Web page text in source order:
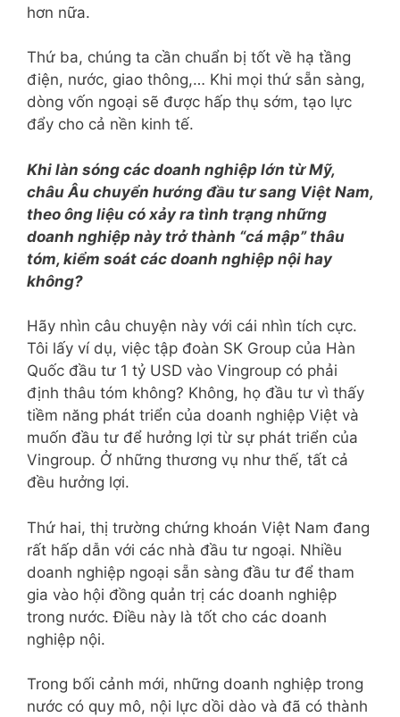
hơn nữa.
Thứ ba, chúng ta cần chuẩn bị tốt về hạ tầng
điện, nước, giao thông,… Khi mọi thứ sẵn sàng,
dòng vốn ngoại sẽ được hấp thụ sớm, tạo lực
đẩy cho cả nền kinh tế.
Khi làn sóng các doanh nghiệp lớn từ Mỹ,
châu Âu chuyển hướng đầu tư sang Việt Nam,
theo ông liệu có xảy ra tình trạng những
doanh nghiệp này trở thành “cá mập” thâu
tóm, kiểm soát các doanh nghiệp nội hay
không?
Hãy nhìn câu chuyện này với cái nhìn tích cực.
Tôi lấy ví dụ, việc tập đoàn SK Group của Hàn
Quốc đầu tư 1 tỷ USD vào Vingroup có phải
định thâu tóm không? Không, họ đầu tư vì thấy
tiềm năng phát triển của doanh nghiệp Việt và
muốn đầu tư để hưởng lợi từ sự phát triển của
Vingroup. Ở những thương vụ như thế, tất cả
đều hưởng lợi.
Thứ hai, thị trường chứng khoán Việt Nam đang
rất hấp dẫn với các nhà đầu tư ngoại. Nhiều
doanh nghiệp ngoại sẵn sàng đầu tư để tham
gia vào hội đồng quản trị các doanh nghiệp
trong nước. Điều này là tốt cho các doanh
nghiệp nội.
Trong bối cảnh mới, những doanh nghiệp trong
nước có quy mô, nội lực dồi dào và đã có thành